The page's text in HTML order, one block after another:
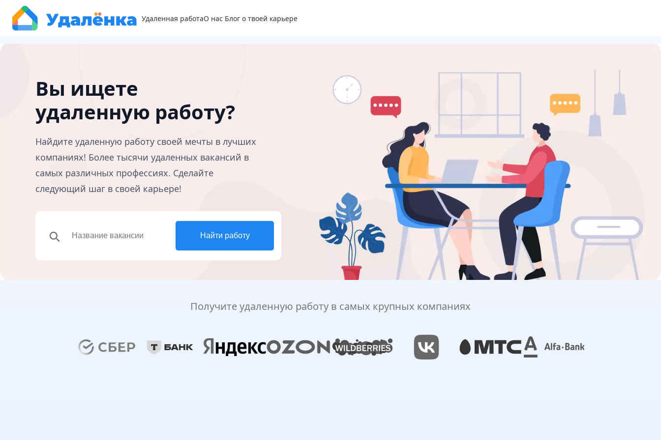
Удаленная работаО нас Блог о твоей карьере
Вы ищете
удаленную работу?
Найдите удаленную работу своей мечты в лучших
компаниях! Более тысячи удаленных вакансий в
самых различных профессиях. Сделайте
следующий шаг в своей карьере!
search Найти работу
Получите удаленную работу в самых крупных компаниях